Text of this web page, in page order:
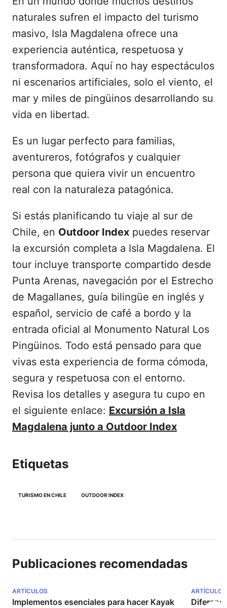
naturales sufren el impacto del turismo
masivo, Isla Magdalena ofrece una
experiencia auténtica, respetuosa y
transformadora. Aquí no hay espectáculos
ni escenarios artificiales, solo el viento, el
mar y miles de pingüinos desarrollando su
vida en libertad.
Es un lugar perfecto para familias,
aventureros, fotógrafos y cualquier
persona que quiera vivir un encuentro
real con la naturaleza patagónica.
Si estás planificando tu viaje al sur de
Chile, en Outdoor Index puedes reservar
la excursión completa a Isla Magdalena. El
tour incluye transporte compartido desde
Punta Arenas, navegación por el Estrecho
de Magallanes, guía bilingüe en inglés y
español, servicio de café a bordo y la
entrada oficial al Monumento Natural Los
Pingüinos. Todo está pensado para que
vivas esta experiencia de forma cómoda,
segura y respetuosa con el entorno.
Revisa los detalles y asegura tu cupo en
el siguiente enlace: Excursión a Isla
Magdalena junto a Outdoor Index
Etiquetas
TURISMO EN CHILE OUTDOOR INDEX
Publicaciones recomendadas
ARTÍCULOS
Implementos esenciales para hacer Kayak
ARTÍCULOS